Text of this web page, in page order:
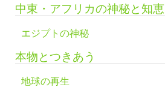
中東・アフリカの神秘と知恵
エジプトの神秘
本物とつきあう
地球の再生